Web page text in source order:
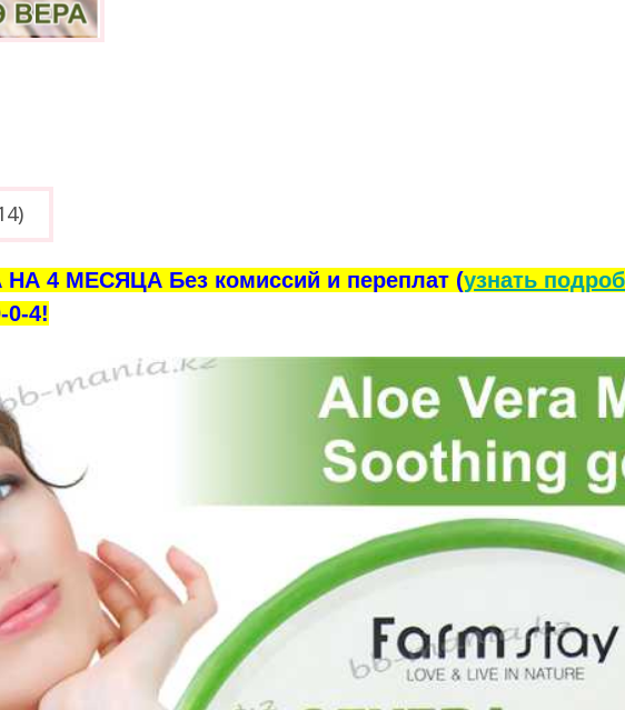
4 МЕСЯЦА Без комиссий и переплат (узнать
0-4!